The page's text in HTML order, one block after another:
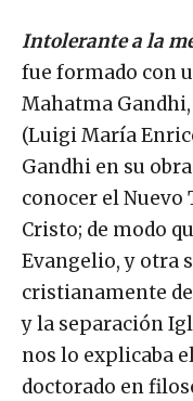
Intolerante a la
fue formado con
Mahatma
(Luigi María
Gandhi en su obra
conocer el Nuevo
Cristo; de modo
Evangelio, y otra
cristianamente
y la separación
nos lo explicaba
doctorado en